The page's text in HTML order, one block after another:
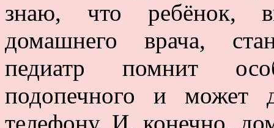
знаю, что ребёнок,
домашнего врача,
педиатр помнит
подопечного и может
телефону. И, конечно,